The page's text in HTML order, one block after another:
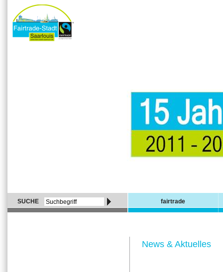
SUCHE fairtrade
News & Aktuelles